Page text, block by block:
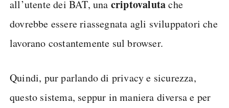
all’utente dei BAT, una criptovalutache
dovrebbe essere riassegnata agli sviluppatori che
lavorano costantemente sul browser.
Quindi, pur parlando di privacy e sicurezza,
questo sistema, seppur in maniera diversa e per